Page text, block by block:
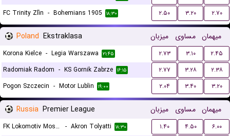
FC Trinity Zlín - Bohemians 1905 ۱۸:۳۰ ۲.۵۰ ۳.۲۰ ۲.۷۰
Poland Ekstraklasa میزبان مساوی میهمان
Korona Kielce - Legia Warszawa ۲۱:۴۵ ۲.۷۳ ۳.۱۰
۲.۴۵
Radomiak Radom - KS Gornik Zabrze ۱۶:۱۵ ۲.۷۷ ۳.۲۸
۲.۳۸
Pogon Szczecin - Motor Lublin ۱۹:۰۰ ۲.۰۴ ۳.۴۰ ۳.۲۰
Russia Premier League میزبان مساوی میهمان
FK Lokomotiv Moscow - Akron Tolyatti ۱۸:۳۰ ۱.۴۰ ۴.۵۰
۶.۰۰